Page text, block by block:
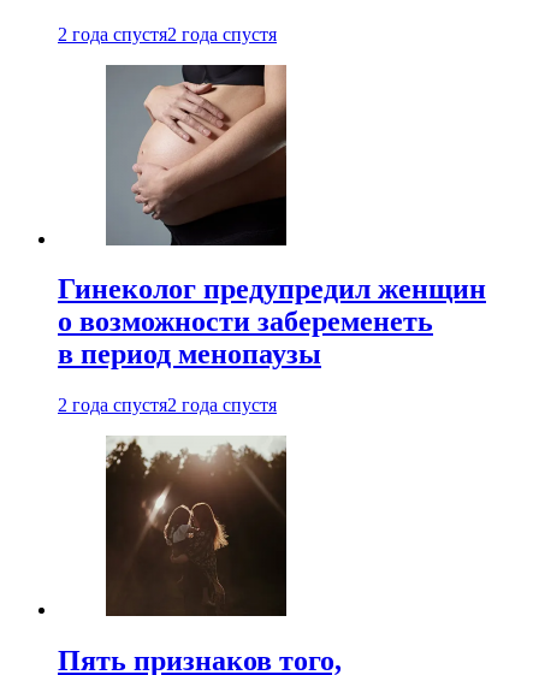
2 года спустя2 года спустя
Гинеколог предупредил женщин
о возможности забеременеть
в период менопаузы
2 года спустя2 года спустя
Пять признаков того,